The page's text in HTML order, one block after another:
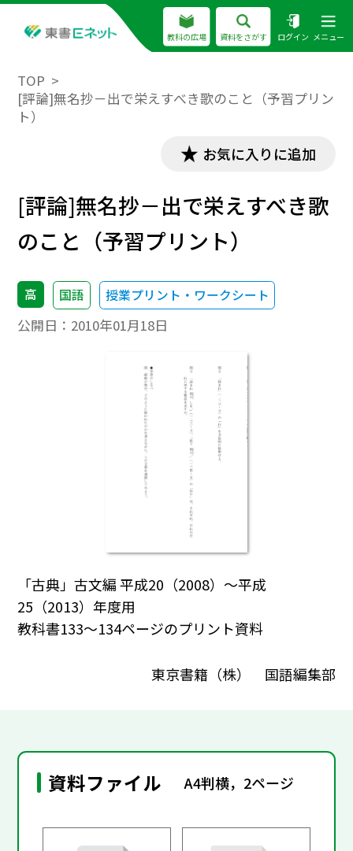
教科の広場 資料をさがす ログイン メニュー
TOP
[評論]無名抄－出で栄えすべき歌のこと（予習プリン
ト）
お気に入りに追加
[評論]無名抄－出で栄えすべき歌
のこと（予習プリント）
高 国語 授業プリント・ワークシート
公開日： 2010年01月18日
「古典」古文編 平成20（2008）～平成
25（2013）年度用
教科書133～134ページのプリント資料
東京書籍（株） 国語編集部
資料ファイル A4判横，2ページ